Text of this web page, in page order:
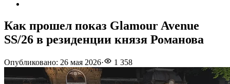
Как прошел показ Glamour Avenue
SS/26 в резиденции князя Романова
Опубликовано: 26 мая 2026· 1 358